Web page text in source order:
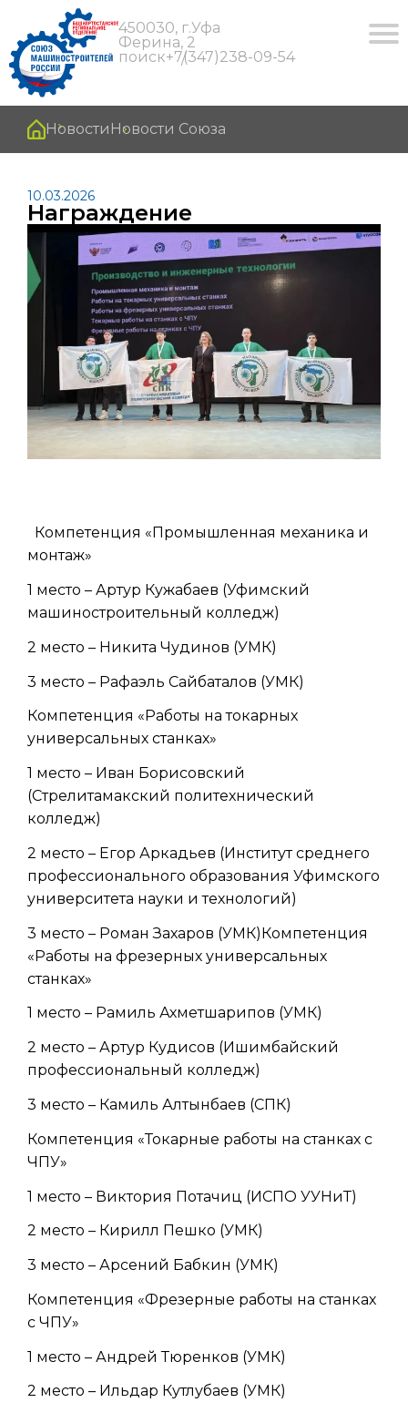
450030, г.Уфа
Ферина, 2
поиск+7(347)238-09-54
Новости Новости Союза
10.03.2026
Награждение
Компетенция «Промышленная механика и
монтаж»
1 место – Артур Кужабаев (Уфимский
машиностроительный колледж)
2 место – Никита Чудинов (УМК)
3 место – Рафаэль Сайбаталов (УМК)
Компетенция «Работы на токарных
универсальных станках»
1 место – Иван Борисовский
(Стрелитамакский политехнический
колледж)
2 место – Егор Аркадьев (Институт среднего
профессионального образования Уфимского
университета науки и технологий)
3 место – Роман Захаров (УМК)Компетенция
«Работы на фрезерных универсальных
станках»
1 место – Рамиль Ахметшарипов (УМК)
2 место – Артур Кудисов (Ишимбайский
профессиональный колледж)
3 место – Камиль Алтынбаев (СПК)
Компетенция «Токарные работы на станках с
ЧПУ»
1 место – Виктория Потачиц (ИСПО УУНиТ)
2 место – Кирилл Пешко (УМК)
3 место – Арсений Бабкин (УМК)
Компетенция «Фрезерные работы на станках
с ЧПУ»
1 место – Андрей Тюренков (УМК)
2 место – Ильдар Кутлубаев (УМК)